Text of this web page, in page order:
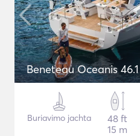
Beneteau Oceanis 46.1
Buriavimo jachta
48 ft
15 m